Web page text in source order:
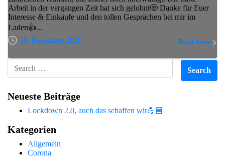
Arbeit in der vergangen Zeit hat sich gelohnt🤩 Danke für Euer
Interesse & Einkäufe und den tollen Gesprächen bei mir im
Laden👍...
18. Dezember 2020
Read more
Search for:
Neueste Beiträge
Lockdown 2.0, auch das schaffen wir💪🏼
Kategorien
Allgemein
Corona